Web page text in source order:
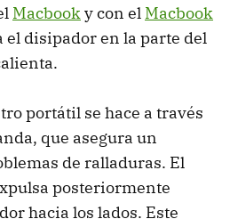
Macbooky con el Macbook
el disipador en la parte del
portátil se hace a través
que asegura un
de ralladuras. El
posteriormente
hacia los lados. Este